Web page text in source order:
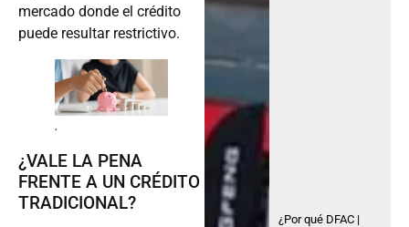
puede resultar restrictivo.
.
FRENTE A UN CRÉDITO
TRADICIONAL?
Dongfeng acelera